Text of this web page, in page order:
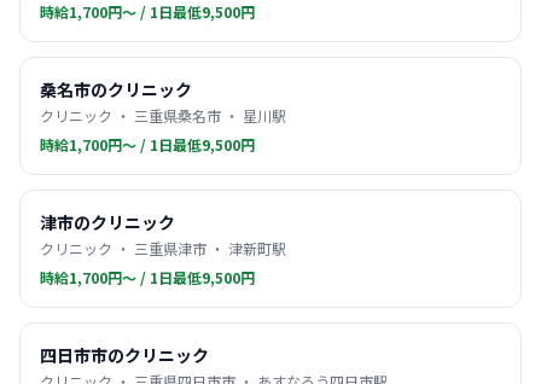
時給1,700円〜 / 1日最低9,500円
桑名市のクリニック
クリニック ・ 三重県桑名市 ・ 星川駅
時給1,700円〜 / 1日最低9,500円
津市のクリニック
クリニック ・ 三重県津市 ・ 津新町駅
時給1,700円〜 / 1日最低9,500円
四日市市のクリニック